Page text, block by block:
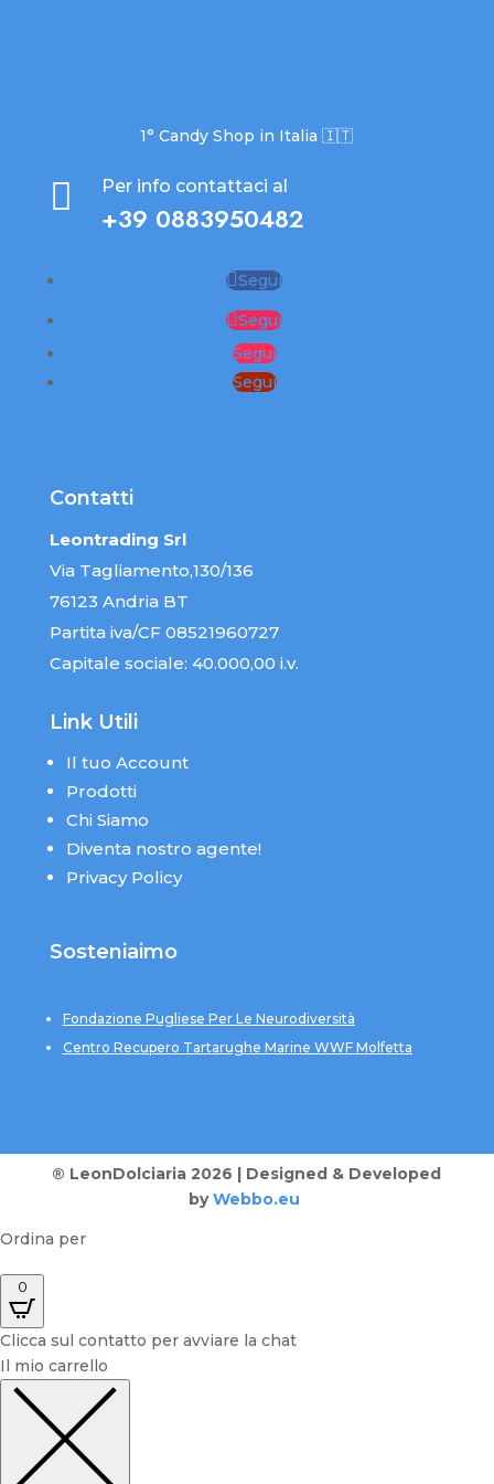
1° Candy Shop in Italia 🇮🇹
 Per info contattaci al
+39 0883950482
Segui
Segui
Segui
Segui
Contatti
Leontrading Srl
Via Tagliamento,130/136
76123 Andria BT
Partita iva/CF 08521960727
Capitale sociale: 40.000,00 i.v.
Link Utili
Il tuo Account
Prodotti
Chi Siamo
Diventa nostro agente!
Privacy Policy
Sosteniaimo
Fondazione Pugliese Per Le Neurodiversità
Centro Recupero Tartarughe Marine WWF Molfetta
® LeonDolciaria 2026 | Designed & Developed
by Webbo.eu
Ordina per
0
Clicca sul contatto per avviare la chat
Il mio carrello